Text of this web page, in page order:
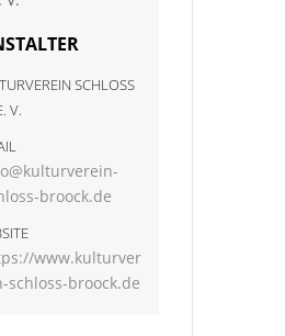
SCHLOSS
V.
broock.de
www.kulturver
schloss-broock.de